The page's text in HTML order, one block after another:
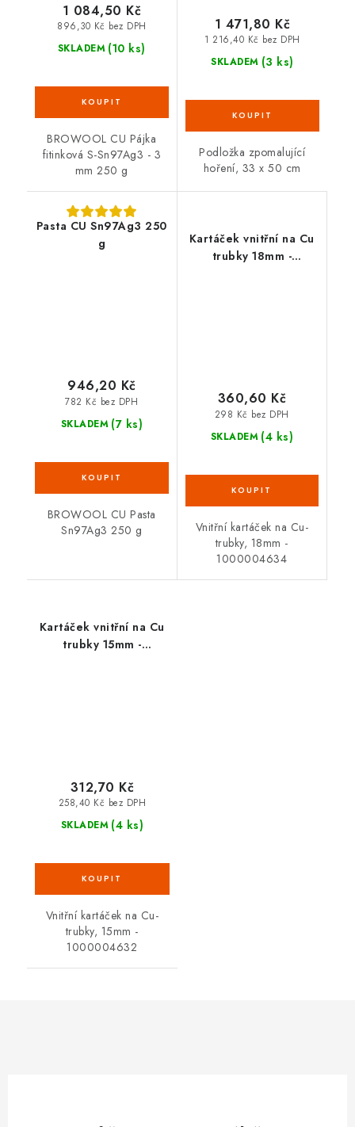
SKLADEM (10 ks)
896,30 Kč bez DPH
1 084,50 Kč
BROWOOL CU Pájka
fitinková S-Sn97Ag3 - 3
mm 250 g
SKLADEM (3 ks)
1 216,40 Kč bez DPH
1 471,80 Kč
Podložka zpomalující
hoření, 33 x 50 cm
Pasta CU Sn97Ag3 250
g
SKLADEM (7 ks)
782 Kč bez DPH
946,20 Kč
BROWOOL CU Pasta
Sn97Ag3 250 g
Kartáček vnitřní na Cu
trubky 18mm -
SKLADEM (4 ks)
298 Kč bez DPH
360,60 Kč
Vnitřní kartáček na Cu-
trubky, 18mm -
1000004634
Kartáček vnitřní na Cu
trubky 15mm -
SKLADEM (4 ks)
258,40 Kč bez DPH
312,70 Kč
Vnitřní kartáček na Cu-
trubky, 15mm -
1000004632